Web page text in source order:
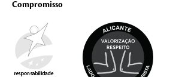
Compromisso